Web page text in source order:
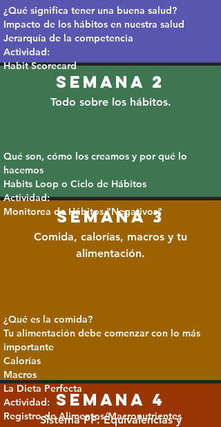
semana 2
Todo sobre los hábitos.
semana 3
Comida, calorías, macros y tu
alimentación.
semana 4
Sistema PF: Equivalencias y
¿Qué significa tener una buena salud?
Impacto de los hábitos en nuestra salud
Jerarquía de la competencia
Actividad:
Habit Scorecard
Qué son, cómo los creamos y por qué lo
hacemos
Habits Loop o Ciclo de Hábitos
Actividad:
Monitorea de Hábitos "Negativos"
¿Qué es la comida?
Tu alimentación debe comenzar con lo más
importante
Calorías
Macros
La Dieta Perfecta
Actividad:
Registro de Alimentos/Macronutrientes